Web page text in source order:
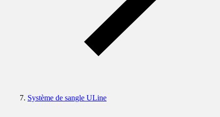
Système de sangle ULine